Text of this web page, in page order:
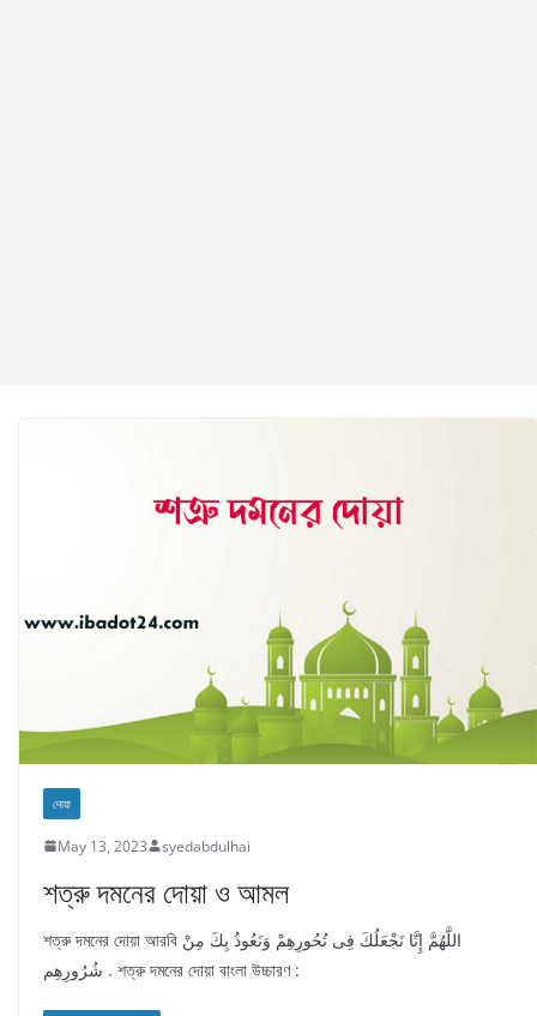
দোয়া
May 13, 2023 syedabdulhai
শত্রু দমনের দোয়া ও আমল
শত্রু দমনের দোয়া আরবি اللَّهُمَّ إِنَّا نَجْعَلُكَ فِى تُحُورِهِمْ وَنَعُوذُ بِكَ مِنْ
شُرُورِهِم . শত্রু দমনের দোয়া বাংলা উচ্চারণ :